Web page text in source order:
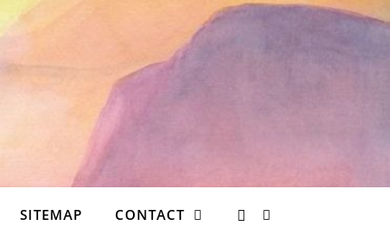
SITEMAP CONTACT